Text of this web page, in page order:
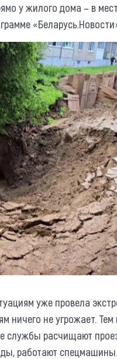
у жилого дома – в
уже провела
ничего не угрожает.
службы расчищают
работают спецмашины.